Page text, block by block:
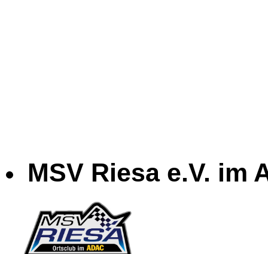
MSV Riesa e.V. im